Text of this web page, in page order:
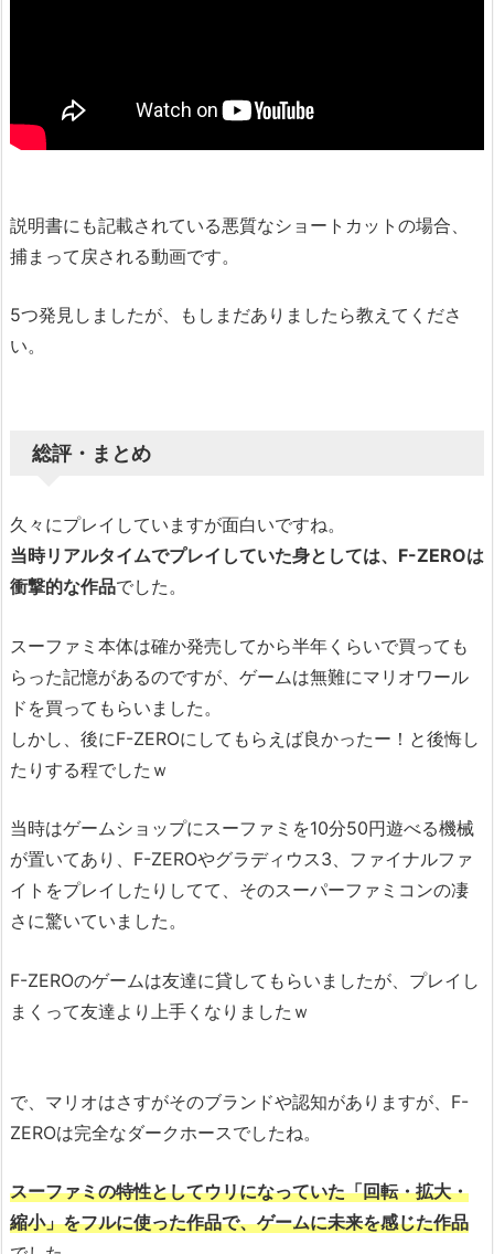
説明書にも記載されている悪質なショートカットの場合、
捕まって戻される動画です。
5つ発見しましたが、もしまだありましたら教えてくださ
い。
総評・まとめ
久々にプレイしていますが面白いですね。
当時リアルタイムでプレイしていた身としては、F-ZEROは
衝撃的な作品でした。
スーファミ本体は確か発売してから半年くらいで買っても
らった記憶があるのですが、ゲームは無難にマリオワール
ドを買ってもらいました。
しかし、後にF-ZEROにしてもらえば良かったー！と後悔し
たりする程でしたｗ
当時はゲームショップにスーファミを10分50円遊べる機械
が置いてあり、F-ZEROやグラディウス3、ファイナルファ
イトをプレイしたりしてて、そのスーパーファミコンの凄
さに驚いていました。
F-ZEROのゲームは友達に貸してもらいましたが、プレイし
まくって友達より上手くなりましたｗ
で、マリオはさすがそのブランドや認知がありますが、F-
ZEROは完全なダークホースでしたね。
スーファミの特性としてウリになっていた「回転・拡大・
縮小」をフルに使った作品で、ゲームに未来を感じた作品